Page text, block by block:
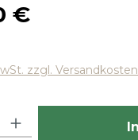
€
zzgl. Versandkosten
Gib den